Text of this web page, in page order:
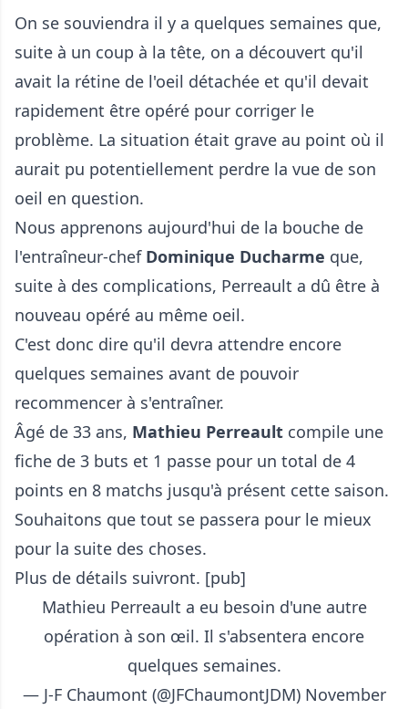
On se souviendra il y a quelques semaines que,
suite à un coup à la tête, on a découvert qu'il
avait la rétine de l'oeil détachée et qu'il devait
rapidement être opéré pour corriger le
problème. La situation était grave au point où il
aurait pu potentiellement perdre la vue de son
oeil en question.
Nous apprenons aujourd'hui de la bouche de
l'entraîneur-chef Dominique Ducharme que,
suite à des complications, Perreault a dû être à
nouveau opéré au même oeil.
C'est donc dire qu'il devra attendre encore
quelques semaines avant de pouvoir
recommencer à s'entraîner.
Âgé de 33 ans, Mathieu Perreault compile une
fiche de 3 buts et 1 passe pour un total de 4
points en 8 matchs jusqu'à présent cette saison.
Souhaitons que tout se passera pour le mieux
pour la suite des choses.
Plus de détails suivront. [pub]
Mathieu Perreault a eu besoin d'une autre
opération à son œil. Il s'absentera encore
quelques semaines.
— J-F Chaumont (@JFChaumontJDM) November